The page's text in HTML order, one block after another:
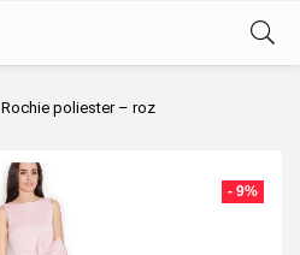
Rochie poliester – roz
- 9%